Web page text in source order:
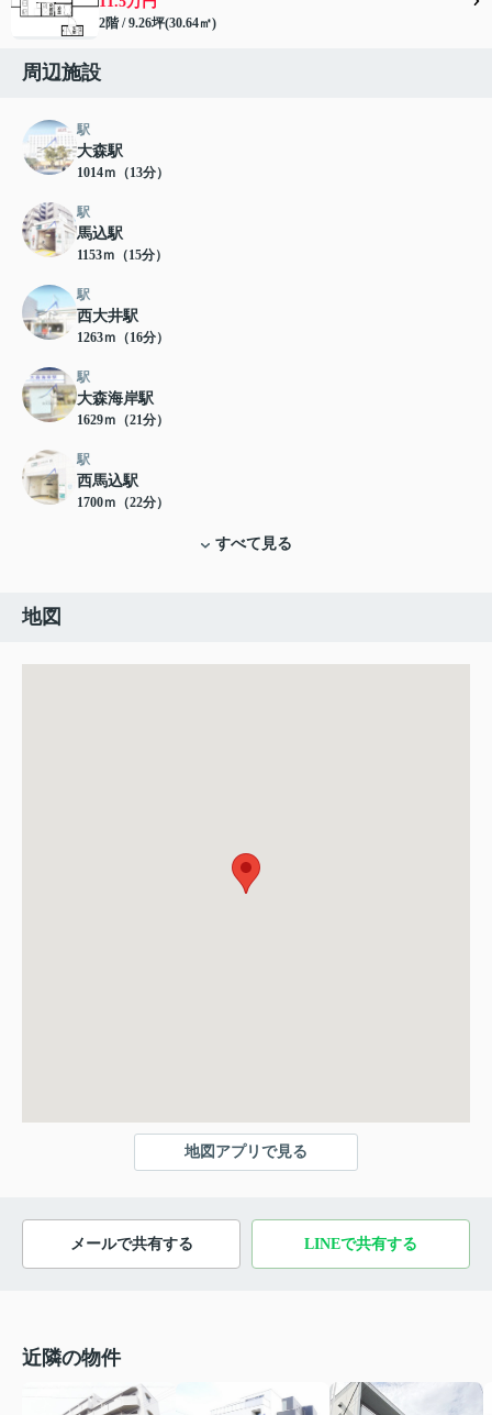
2階 / 9.26坪(30.64㎡)
周辺施設
駅
大森駅
1014ｍ（13分）
駅
馬込駅
1153ｍ（15分）
駅
西大井駅
1263ｍ（16分）
駅
大森海岸駅
1629ｍ（21分）
駅
西馬込駅
1700ｍ（22分）
すべて見る
地図
地図アプリで見る
メールで共有する LINEで共有する
近隣の物件